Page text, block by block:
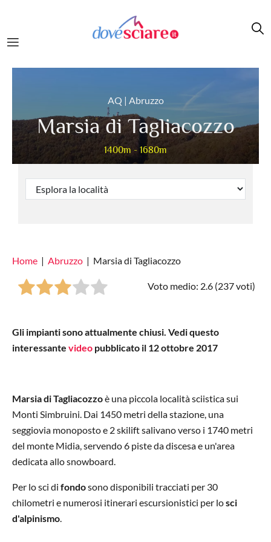
AQ | Abruzzo
Marsia di Tagliacozzo
1400m - 1680m
Home Abruzzo Marsia di Tagliacozzo
Voto medio: 2.6 (237voti)
Gli impianti sono attualmente chiusi. Vedi questo
interessante video pubblicato il 12 ottobre 2017
Marsia di Tagliacozzoè una piccola località sciistica sui
Monti Simbruini. Dai 1450 metri della stazione, una
seggiovia monoposto e 2 skilift salivano verso i 1740 metri
del monte Midia, servendo 6 piste da discesa e un'area
dedicata allo snowboard.
Per lo sci di fondosono disponibili tracciati per 30
chilometri e numerosi itinerari escursionistici per losci
d'alpinismo.